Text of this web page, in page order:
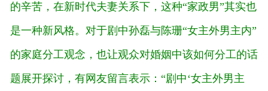
的辛苦，在新时代夫妻关系下，这种“家政男”其实也
是一种新风格。对于剧中孙磊与陈珊“女主外男主内”
的家庭分工观念，也让观众对婚姻中该如何分工的话
题展开探讨，有网友留言表示：“剧中‘女主外男主